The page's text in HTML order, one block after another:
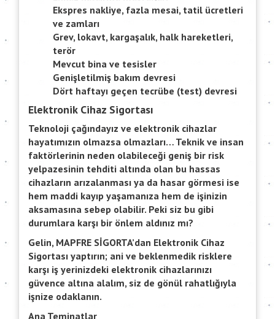
Ekspres nakliye, fazla mesai, tatil ücretleri
ve zamları
Grev, lokavt, kargaşalık, halk hareketleri,
terör
Mevcut bina ve tesisler
Genişletilmiş bakım devresi
Dört haftayı geçen tecrübe (test) devresi
Elektronik Cihaz Sigortası
Teknoloji çağındayız ve elektronik cihazlar
hayatımızın olmazsa olmazları… Teknik ve insan
faktörlerinin neden olabileceği geniş bir risk
yelpazesinin tehditi altında olan bu hassas
cihazların arızalanması ya da hasar görmesi ise
hem maddi kayıp yaşamanıza hem de işinizin
aksamasına sebep olabilir. Peki siz bu gibi
durumlara karşı bir önlem aldınız mı?
Gelin, MAPFRE SİGORTA’dan Elektronik Cihaz
Sigortası yaptırın; ani ve beklenmedik risklere
karşı iş yerinizdeki elektronik cihazlarınızı
güvence altına alalım, siz de gönül rahatlığıyla
işnize odaklanın.
Ana Teminatlar